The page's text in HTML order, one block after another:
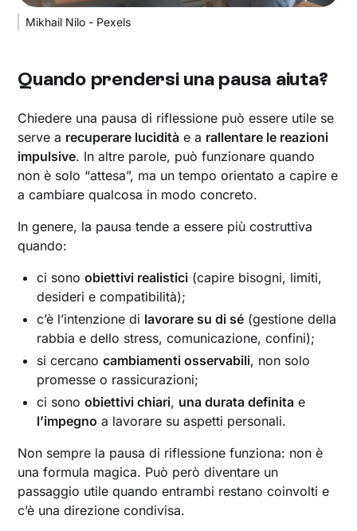
Mikhail Nilo - Pexels
Quando prendersi una pausa aiuta?
Chiedere una pausa di riflessione può essere utile se
serve a recuperare lucidità e a rallentare le reazioni
impulsive. In altre parole, può funzionare quando
non è solo “attesa”, ma un tempo orientato a capire e
a cambiare qualcosa in modo concreto.
In genere, la pausa tende a essere più costruttiva
quando:
ci sonoobiettivi realistici (capire bisogni, limiti,
desideri e compatibilità);
c’è l’intenzione di lavorare su di sé (gestione della
rabbia e dello stress, comunicazione, confini);
si cercanocambiamenti osservabili, non solo
promesse o rassicurazioni;
ci sonoobiettivi chiari, una durata definita e
l’impegno a lavorare su aspetti personali.
Non sempre la pausa di riflessione funziona: non è
una formula magica. Può però diventare un
passaggio utile quando entrambi restano coinvolti e
c’è una direzione condivisa.